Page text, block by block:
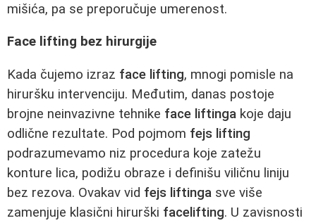
mišića, pa se preporučuje umerenost.
Face lifting bez hirurgije
Kada čujemo izraz face lifting, mnogi pomisle na
hiruršku intervenciju. Međutim, danas postoje
brojne neinvazivne tehnike face liftinga koje daju
odlične rezultate. Pod pojmom fejs lifting
podrazumevamo niz procedura koje zatežu
konture lica, podižu obraze i definišu viličnu liniju
bez rezova. Ovakav vid fejs liftinga sve više
zamenjuje klasični hirurški facelifting. U zavisnosti